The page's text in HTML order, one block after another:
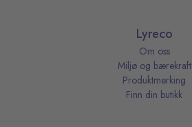
Lyreco
Om oss
Miljø og bærekraft
Produktmerking
Finn din butikk